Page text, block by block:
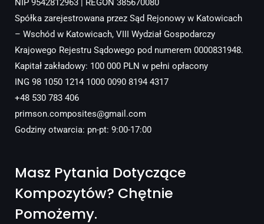
NIP 9542812963 | REGON 385670080
Spółka zarejestrowana przez Sąd Rejonowy w Katowicach
– Wschód w Katowicach, VIII Wydział Gospodarczy
Krajowego Rejestru Sądowego pod numerem 0000831948.
Kapitał zakładowy: 100 000 PLN w pełni opłacony
ING 98 1050 1214 1000 0090 8194 4317
+48 530 783 406
primson.composites@gmail.com
Godziny otwarcia: pn-pt: 9:00-17:00
Masz Pytania Dotyczące
Kompozytów? Chętnie
Pomożemy.